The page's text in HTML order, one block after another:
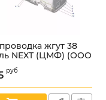
жгут 38
NEXT (ЦМФ) (ООО
ПО
ГАЗ
руб